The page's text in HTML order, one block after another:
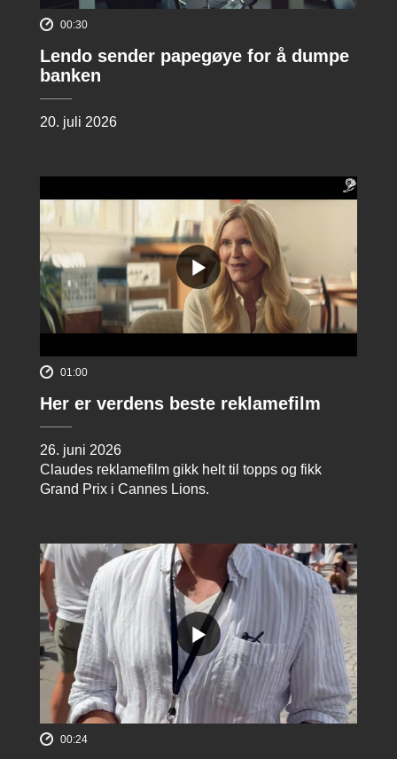
00:30
Lendo sender papegøye for å dumpe
banken
20. juli 2026
01:00
Her er verdens beste reklamefilm
26. juni 2026
Claudes reklamefilm gikk helt til topps og fikk
Grand Prix i Cannes Lions.
00:24